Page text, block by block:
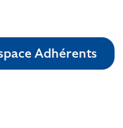
Adhérents